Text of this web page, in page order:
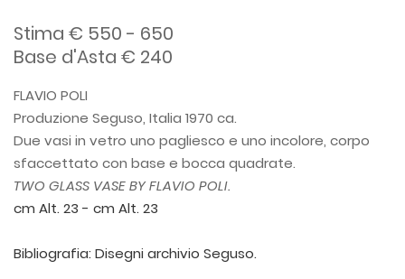
Stima € 550 - 650
Base d'Asta € 240
FLAVIO POLI
Produzione Seguso, Italia 1970 ca.
Due vasi in vetro uno pagliesco e uno incolore, corpo
sfaccettato con base e bocca quadrate.
TWO GLASS VASE BY FLAVIO POLI.
cm Alt. 23 - cm Alt. 23
Bibliografia: Disegni archivio Seguso.